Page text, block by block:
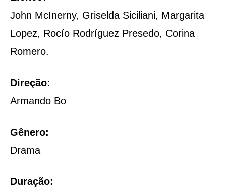
John McInerny, Griselda Siciliani, Margarita
Lopez, Rocío Rodríguez Presedo, Corina
Romero.
Direção:
Armando Bo
Gênero:
Drama
Duração: